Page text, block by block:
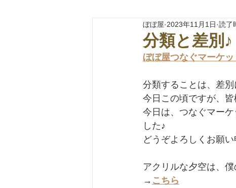
分類と差別♪
ぼぼ屋 2023年11月1日 読了
ぼぼ屋つなぐマーケッ
分類することは、差
今日この頃ですが、
今日は、つなぐマー
した♪
どうぞよろしくお願い
アクリルな夕空は、
→ こちら